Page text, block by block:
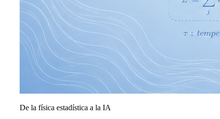
De la física estadística a la IA